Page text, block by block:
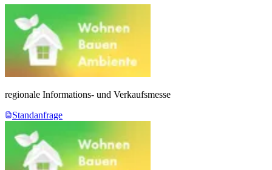
regionale Informations- und Verkaufsmesse
Standanfrage